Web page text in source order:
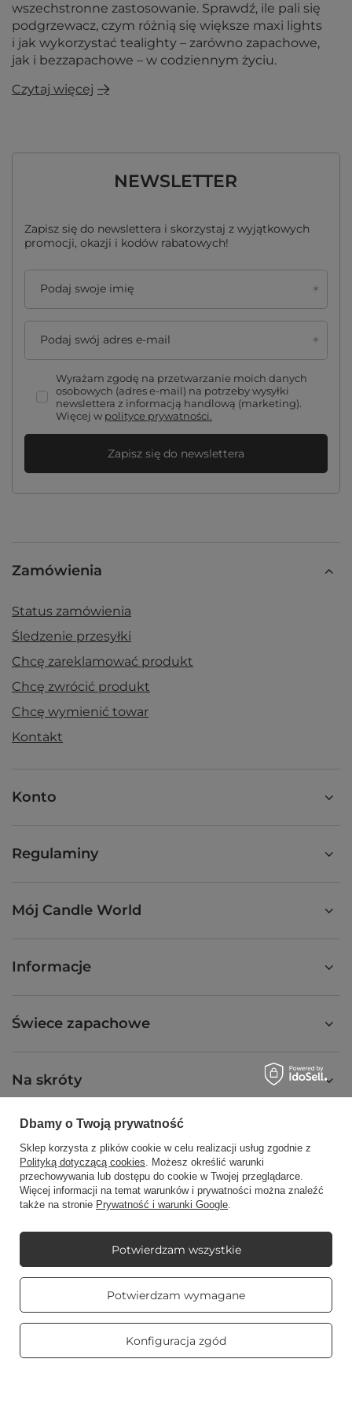
wszechstronne zastosowanie. Sprawdź, ile pali się
podgrzewacz, czym różnią się większe maxi lights
i jak wykorzystać tealighty – zarówno zapachowe,
jak i bezzapachowe – w codziennym życiu.
Czytaj więcej
NEWSLETTER
Zapisz się do newslettera i skorzystaj z wyjątkowych
promocji, okazji i kodów rabatowych!
Podaj swoje imię
Podaj swój adres e-mail
Wyrażam zgodę na przetwarzanie moich danych
osobowych (adres e-mail) na potrzeby wysyłki
newslettera z informacją handlową (marketing).
Więcej w polityce prywatności.
Zapisz się do newslettera
Zamówienia
Status zamówienia
Śledzenie przesyłki
Chcę zareklamować produkt
Chcę zwrócić produkt
Chcę wymienić towar
Kontakt
Konto
Regulaminy
Mój Candle World
Informacje
Świece zapachowe
Na skróty
Tarnowska 23/2 Poznań
W sklepie prezentujemy ceny netto (bez VAT).
Dbamy o Twoją prywatność
Sklep korzysta z plików cookie w celu realizacji usług zgodnie z
Polityką dotyczącą cookies. Możesz określić warunki
przechowywania lub dostępu do cookie w Twojej przeglądarce.
Więcej informacji na temat warunków i prywatności można znaleźć
także na stronie Prywatność i warunki Google.
Potwierdzam wymagane
Konfiguracja zgód
Potwierdzam wszystkie